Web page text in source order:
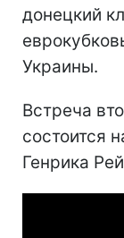
донецкий
Украины.
Встреча
состоится
Генрика